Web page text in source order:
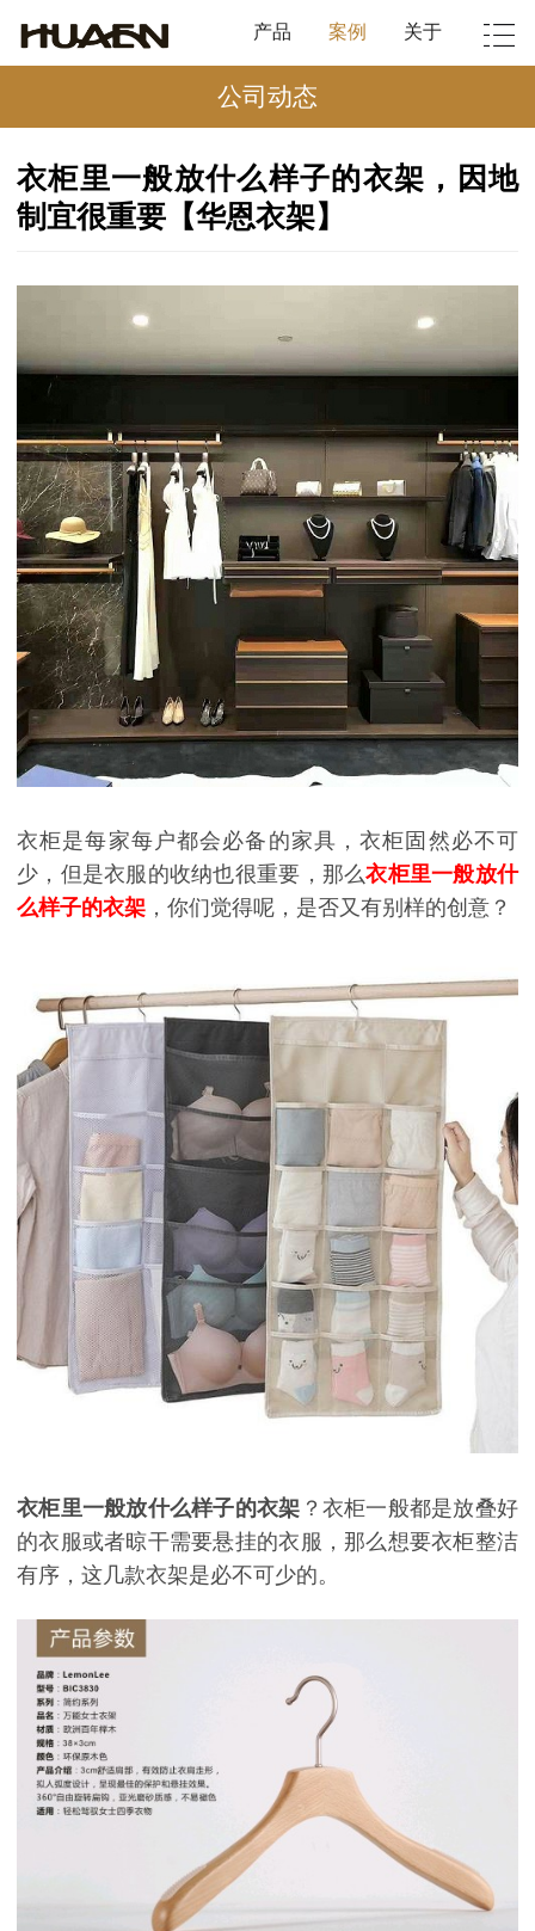
产品 案例 关于
公司动态
衣柜里一般放什么样子的衣架，因地
制宜很重要【华恩衣架】
衣柜是每家每户都会必备的家具，衣柜固然必不可
少，但是衣服的收纳也很重要，那么衣柜里一般放什
么样子的衣架 ，你们觉得呢，是否又有别样的创意？
衣柜里一般放什么样子的衣架 ？衣柜一般都是放叠好
的衣服或者晾干需要悬挂的衣服，那么想要衣柜整洁
有序，这几款衣架是必不可少的。